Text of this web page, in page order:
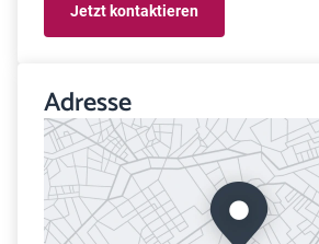
Jetzt kontaktieren
Adresse